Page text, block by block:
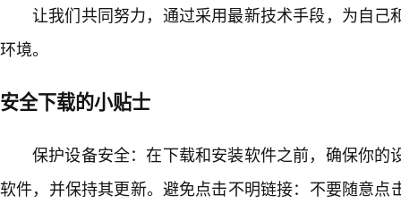
让我们共同努力，通过采用最新技术手段，为自己
环境。
安全下载的小贴士
保护设备安全：在下载和安装软件之前，确保你的
软件，并保持其更新。避免点击不明链接：不要随意点